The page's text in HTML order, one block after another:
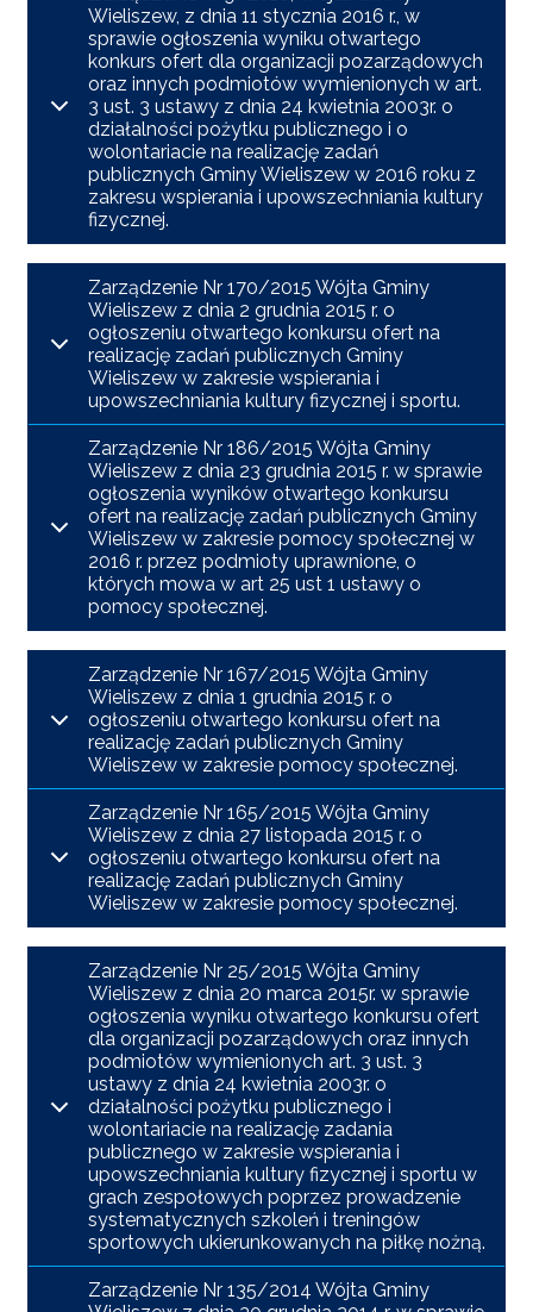
Wieliszew, z dnia 11 stycznia 2016 r., w
sprawie ogłoszenia wyniku otwartego
konkurs ofert dla organizacji pozarządowych
oraz innych podmiotów wymienionych w art.
3 ust. 3 ustawy z dnia 24 kwietnia 2003r. o
działalności pożytku publicznego i o
wolontariacie na realizację zadań
publicznych Gminy Wieliszew w 2016 roku z
zakresu wspierania i upowszechniania kultury
fizycznej.
Zarządzenie Nr 170/2015 Wójta Gminy
Wieliszew z dnia 2 grudnia 2015 r. o
ogłoszeniu otwartego konkursu ofert na
realizację zadań publicznych Gminy
Wieliszew w zakresie wspierania i
upowszechniania kultury fizycznej i sportu.
Zarządzenie Nr 186/2015 Wójta Gminy
Wieliszew z dnia 23 grudnia 2015 r. w sprawie
ogłoszenia wyników otwartego konkursu
ofert na realizację zadań publicznych Gminy
Wieliszew w zakresie pomocy społecznej w
2016 r. przez podmioty uprawnione, o
których mowa w art 25 ust 1 ustawy o
pomocy społecznej.
Zarządzenie Nr 167/2015 Wójta Gminy
Wieliszew z dnia 1 grudnia 2015 r. o
ogłoszeniu otwartego konkursu ofert na
realizację zadań publicznych Gminy
Wieliszew w zakresie pomocy społecznej.
Zarządzenie Nr 165/2015 Wójta Gminy
Wieliszew z dnia 27 listopada 2015 r. o
ogłoszeniu otwartego konkursu ofert na
realizację zadań publicznych Gminy
Wieliszew w zakresie pomocy społecznej.
Zarządzenie Nr 25/2015 Wójta Gminy
Wieliszew z dnia 20 marca 2015r. w sprawie
ogłoszenia wyniku otwartego konkursu ofert
dla organizacji pozarządowych oraz innych
podmiotów wymienionych art. 3 ust. 3
ustawy z dnia 24 kwietnia 2003r. o
działalności pożytku publicznego i
wolontariacie na realizację zadania
publicznego w zakresie wspierania i
upowszechniania kultury fizycznej i sportu w
grach zespołowych poprzez prowadzenie
systematycznych szkoleń i treningów
sportowych ukierunkowanych na piłkę nożną.
Zarządzenie Nr 135/2014 Wójta Gminy